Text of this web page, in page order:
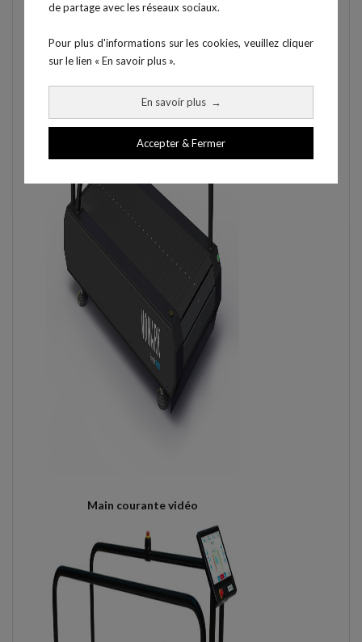
de partage avec les réseaux sociaux.
Pour plus d'informations sur les cookies, veuillez cliquer
sur le lien « En savoir plus ».
En savoir plus →
Accepter & Fermer
Main courante vidéo